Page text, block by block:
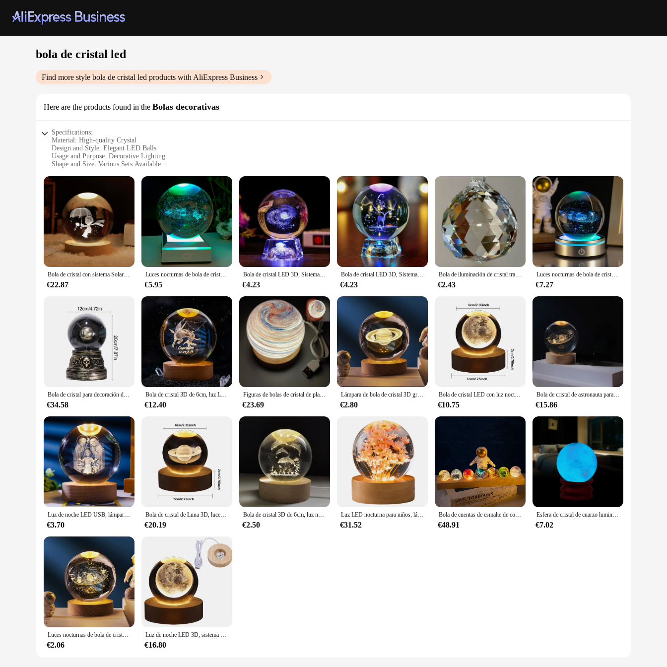
bola de cristal led
Find more style bola de cristal led products with AliExpress Business
Here are the products found in the Bolas decorativas
Specifications:
Material: High-quality Crystal
Design and Style: Elegant LED Balls
Usage and Purpose: Decorative Lighting
Shape and Size: Various Sets Available
Parts and Accessories: Comes with Hanging Hooks
Features:
|Wholesale|
**Elegant Ambiance for Any Space**
The bola de cristal LED lights are not just any ordinary decorative pieces; they are designed to bring a touch of elegance and sophistication to any room. Crafted from high-quality crystal, these LED
balls are not only visually appealing but also durable, ensuring a long-lasting sparkle. The LED technology embedded within each ball offers an energy-efficient lighting solution, making them an eco-
friendly choice for home or office decoration.
**Versatile and Adaptable Lighting Options**
Whether you're looking to illuminate a cozy corner or create a focal point in a grand space, these LED balls are versatile enough to fit any setting. The variety of sets available means you can choose
the perfect size and quantity to match your decorating needs. Whether it's for a festive event, a modern interior design, or a minimalist touch, these LED balls are the perfect choice for any occasion.
Installation is a breeze with the included hanging hooks, allowing you to suspend your bola de cristal LED lights in any desired location. The LED technology is known for its longevity, which means
less maintenance and more time enjoying the beautiful lighting effects. These LED balls are not only aesthetically pleasing but also a practical choice for anyone looking to add a touch of elegance
without the hassle of frequent replacements or maintenance.
Bola de cristal con sistema Solar para decoración del hogar, luz LED con soporte, globo, regalo de cumpleaños, el Principito, 6/8cm
€22.87
Luces nocturnas de bola de cristal, lámpara de mesa de Luna 3D, planeta brillante, Galaxia, astronauta, atmósfera USB, decoraciones de mesa, regalos para niños
€5.95
Bola de cristal LED 3D, Sistema Solar, planetas, bola de cristal, decoración del hogar, adorno de regalo del Día de San Valentín
€4.23
Bola de cristal LED 3D, Sistema Solar, planetas, bola de cristal, decoración del hogar, adorno de regalo del Día de San Valentín
€4.23
Bola de iluminación de cristal transparente, Bola de lámpara Feng Shui, Prisma de arcoíris, atrapamoscas para el hogar, decoración de fiesta de boda, bricolaje, 20mm, 30mm
€2.43
Luces nocturnas de bola de cristal, lámpara de mesa de Luna RGB 3D, planeta brillante, Galaxia, astronauta, decoración de mesa, regalos para niños
€7.27
Bola de cristal para decoración de Halloween, LED, Decoración gótica, funciona con pilas, con luces y sonido, decoración del hogar
€34.58
Bola de cristal 3D de 6cm, luz LED nocturna USB, lámpara de bola de cristal de galaxia, lámpara de luna y planeta 3D, decoraciones de mesa, regalos para niños
€12.40
Figuras de bolas de cristal de planeta LED, decoración estética, cristal estrellado, globo terrestre, esferas, astronomía, decoración de la casa, adorno para el hogar
€23.69
Lámpara de bola de cristal 3D grabada con láser, Galaxia, Planeta, Luna, Saturno, luz LED nocturna, decoración del hogar, regalo del Día de San Valentín, Día del Padre
€2.80
Bola de cristal LED con luz nocturna, lámpara de bola de cristal con sistema Solar grabado en 3D, bola de cristal con Base de madera, carga USB, regalo para niños
€10.75
Bola de cristal de astronauta para decoración del hogar, Sistema Solar grabado con láser 3D, Base de luz LED, 6/8cm, regalo de Astronomía
€15.86
Luz de noche LED USB, lámpara de mesa de bola de cristal de galaxia, lámpara de luna de planeta 3D, decoración del hogar para dormitorio, fiesta de niños, regalos de cumpleaños para niños
€3.70
Bola de cristal de Luna 3D, luces nocturnas planetarias, planeta brillante, Galaxia, astronauta, mesa de escritorio, decoración del hogar para regalo de cumpleaños
€20.19
Bola de cristal 3D de 6cm, luz nocturna de planeta de cristal, sistema Solar grabado con láser, globo, astronomía, regalo de cumpleaños, decoración de escritorio para el hogar
€2.50
Luz LED nocturna para niños, lámpara de noche con bola de cristal de flores, Base de wooddern, luz ambiental para dormitorio, regalo creativo
€31.52
Bola de cuentas de esmalte de colores hecha a mano, luz nocturna, formación de siete estrellas, regalo para cumpleaños, decoración del hogar, bola de cristal brillante, sobremesa, 40mm
€48.91
Esfera de cristal de cuarzo luminosa azul, esfera que brilla en la oscuridad, piedra con Base, 35MM
€7.02
Luces nocturnas de bola de cristal de astronauta de galaxia planetaria brillante, alimentación USB, luz de cabecera cálida, lámpara de noche de regalo de Navidad para niños
€2.06
Luz de noche LED 3D, sistema Solar de Galaxia de Vía Láctea, lámpara de bola de cristal, luz ambiental de dormitorio para niños, luces nocturnas de regalo creativo
€16.80